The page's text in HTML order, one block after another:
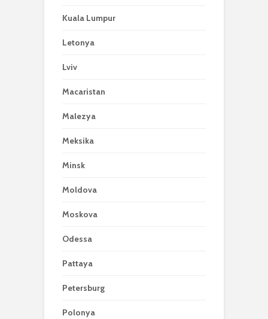
Kuala Lumpur
Letonya
Lviv
Macaristan
Malezya
Meksika
Minsk
Moldova
Moskova
Odessa
Pattaya
Petersburg
Polonya